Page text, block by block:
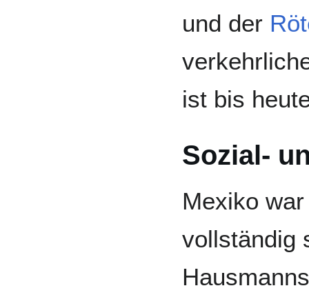
und der
ist bis
Sozial-
Mexiko
vollständig